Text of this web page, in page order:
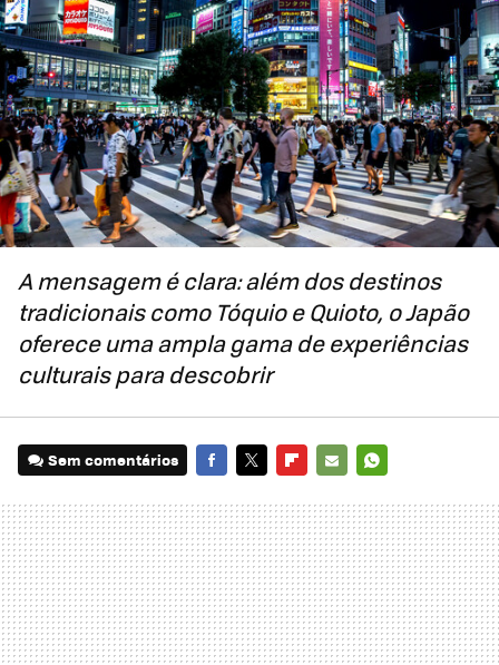
A mensagem é clara: além dos destinos
tradicionais como Tóquio e Quioto, o Japão
oferece uma ampla gama de experiências
culturais para descobrir
Sem comentários
MAIL